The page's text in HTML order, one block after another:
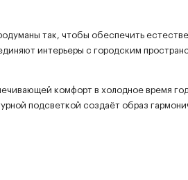
так, чтобы обеспечить
интерьеры с городским
комфорт в холодное время
подсветкой создаёт образ